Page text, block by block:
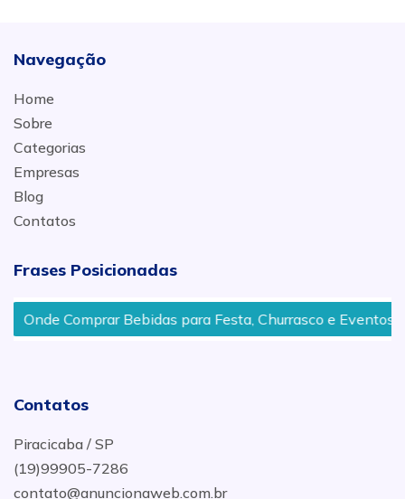
Navegação
Home
Sobre
Categorias
Empresas
Blog
Contatos
Frases Posicionadas
Onde Comprar Bebidas para Festa, Churrasco e Eventos
Contatos
Piracicaba / SP
(19)99905-7286
contato@anuncionaweb.com.br